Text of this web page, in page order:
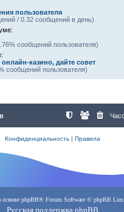
пользователя
/ 0.32 сообщений в день)
сообщений пользователя)
казино, дайте совет
сообщений пользователя)
Конфиденциальность| Правила
основе phpBB® Forum Software © phpBB
Русская поддержка phpBB